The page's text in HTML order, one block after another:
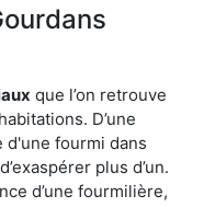
que l’on retrouve
D’une
d'une fourmi dans
plus d’un.
d’une fourmilière,